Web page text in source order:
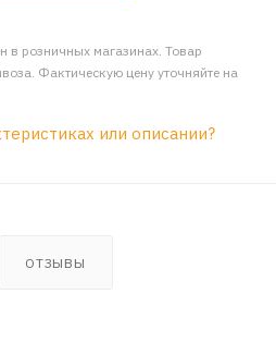
в розничных магазинах. Товар
Фактическую цену уточняйте на
или описании?
ОТЗЫВЫ